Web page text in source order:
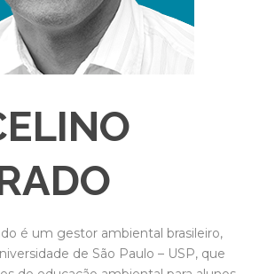
é um gestor ambiental brasileiro,
de São Paulo – USP, que